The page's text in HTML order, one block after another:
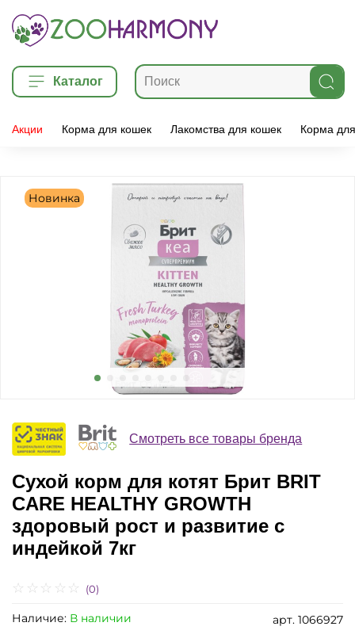
Каталог
Акции Корма для кошек Лакомства для кошек Корма
(0)
арт. 1066927
Наличие: В наличии
Новинка
Смотреть все товары бренда
Сухой корм для котят Брит BRIT
CARE HEALTHY GROWTH
здоровый рост и развитие с
индейкой 7кг